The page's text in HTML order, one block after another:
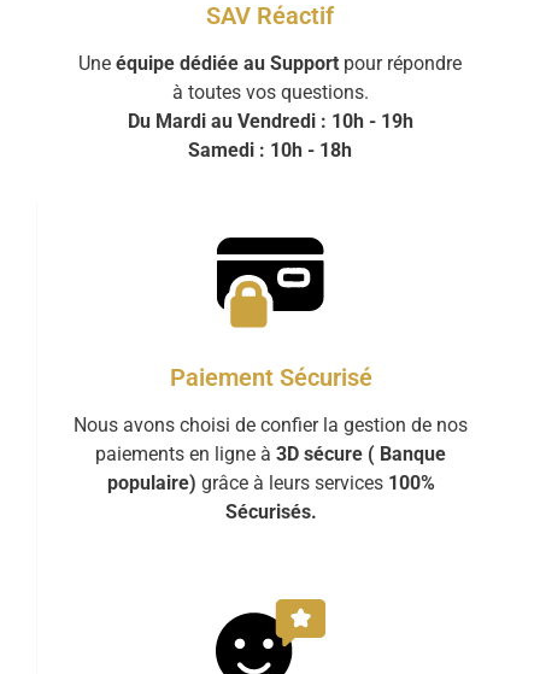
SAV Réactif
Une équipe dédiée au Support pour répondre
à toutes vos questions.
Du Mardi au Vendredi : 10h - 19h
Samedi : 10h - 18h
Paiement Sécurisé
Nous avons choisi de confier la gestion de nos
paiements en ligne à 3D sécure ( Banque
populaire) grâce à leurs services 100%
Sécurisés.